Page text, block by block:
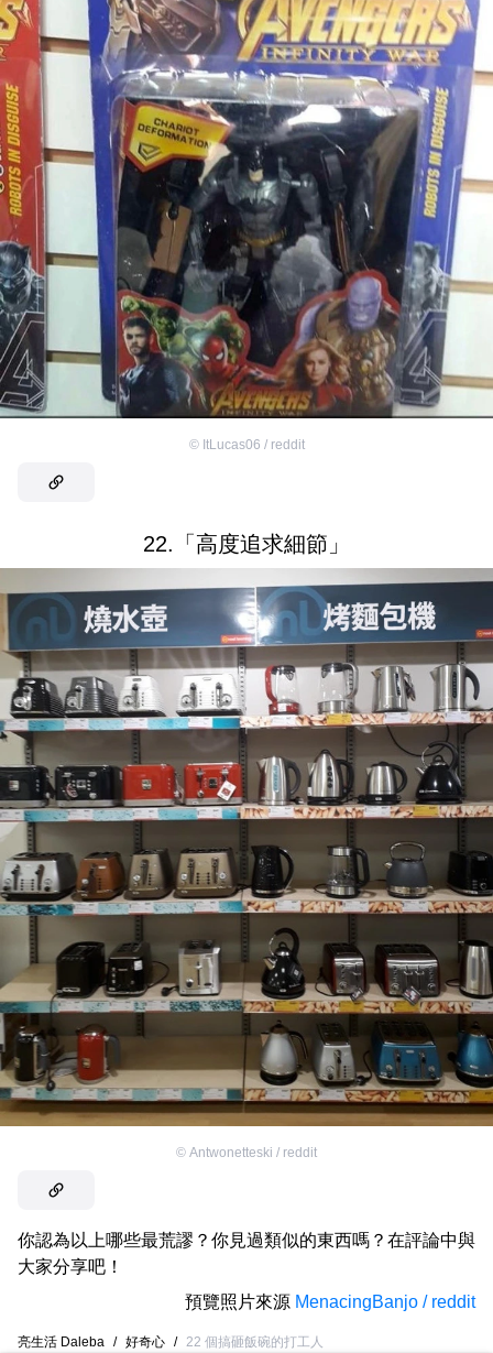
© ItLucas06 / reddit
22.「高度追求細節」
© Antwonetteski / reddit
你認為以上哪些最荒謬？你見過類似的東西嗎？在評論中與
大家分享吧！
預覽照片來源 MenacingBanjo / reddit
亮生活 Daleba / 好奇心 / 22 個搞砸飯碗的打工人